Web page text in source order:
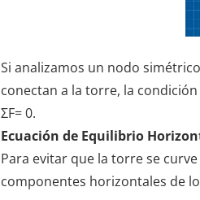
Si analizamos un nodo
conectan a la torre, la
ΣF= 0.
Ecuación de Equilibrio
Para evitar que la torre se
componentes horizontales de